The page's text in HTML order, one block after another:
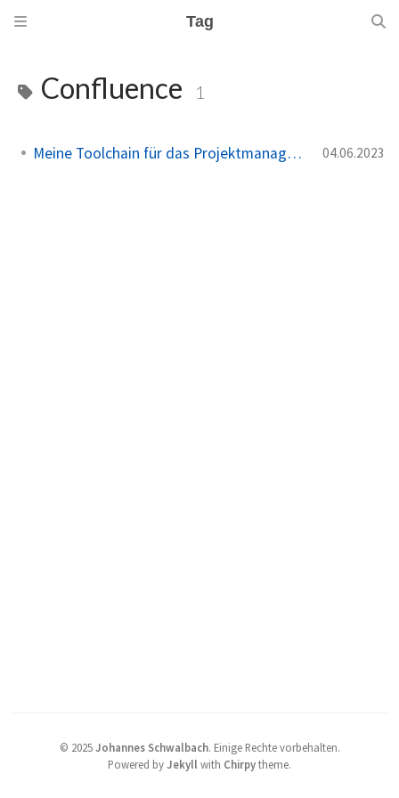
Tag
Confluence 1
Meine Toolchain für das Projektmanagement 04.06.2023
© 2025 Johannes Schwalbach. Einige Rechte vorbehalten.
Powered byJekyll with Chirpytheme.